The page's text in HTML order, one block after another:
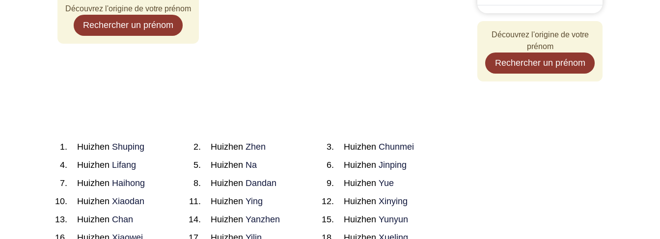
Découvrez l'origine de votre prénom
Rechercher un prénom
Huizhen Shuping Huizhen Zhen Huizhen Chunmei
Huizhen Lifang Huizhen Na HuizhenJinping
Huizhen Haihong Huizhen Dandan HuizhenYue
Huizhen Xiaodan Huizhen Ying HuizhenXinying
Huizhen Chan Huizhen Yanzhen HuizhenYunyun
Découvrez l'origine de votre
prénom
Rechercher un prénom